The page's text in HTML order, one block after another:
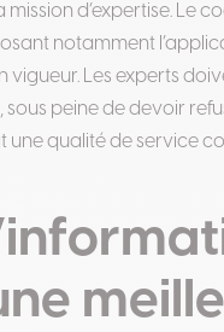
d’expertise. Le
notamment
vigueur. Les experts
peine de devoir
qualité de service